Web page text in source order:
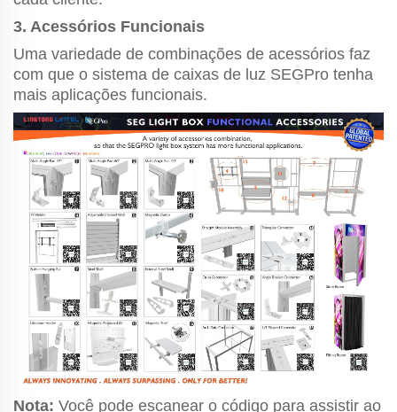
3. Acessórios Funcionais
Uma variedade de combinações de acessórios faz
com que o sistema de caixas de luz SEGPro tenha
mais aplicações funcionais.
Nota: Você pode escanear o código para assistir ao